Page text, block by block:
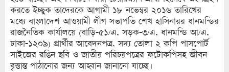
করতে ইচ্ছুক তাদেরকে আগামী ১৮ নভেম্বর ২০১৬ তারিখের
মধ্যে বাংলাদেশ আওয়ামী লীগ সভাপতি শেখ হাসিনারর ধানমন্ডির
রাজনৈতিক কার্যালয়ে (বাড়ি-৫১/এ, সড়ক-৩/এ, ধানমন্ডি আ/এ,
ঢাকা-১২০৯) প্রার্থীর আবেদনপত্র, সদ্য তোলা ২ কপি পাসপোর্ট
সাইজের রঙিন ছবি ও জাতীয় পরিচয়পত্রের ফটোকপিসহ জীবন
বৃত্তান্ত পাঠানোর জন্য আহ্বান জানানো যাচ্ছে।